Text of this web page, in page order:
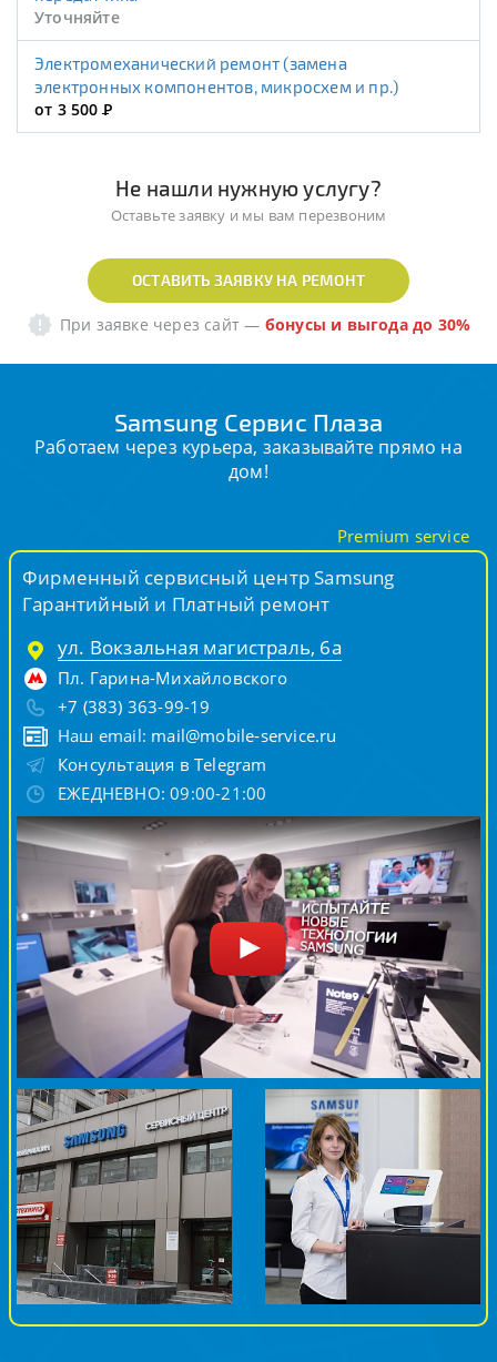
Уточняйте
Электромеханический ремонт (замена
электронных компонентов, микросхем и пр.)
от 3 500Р
Не нашли нужную услугу?
Оставьте заявку и мы вам перезвоним
ОСТАВИТЬ ЗАЯВКУ НА РЕМОНТ
При заявке через сайт — бонусы и выгода до 30%
Samsung Сервис Плаза
Работаем через курьера, заказывайте прямо на
дом!
Фирменный сервисный центр Samsung
Гарантийный и Платный ремонт
ул. Вокзальная магистраль, 6а
Пл. Гарина-Михайловского
+7 (383) 363-99-19
Наш email: mail@mobile-service.ru
Консультация в Telegram
ЕЖЕДНЕВНО: 09:00-21:00
Premium service